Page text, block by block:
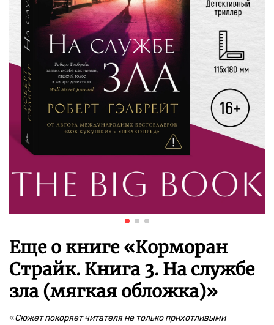
Еще о книге «Корморан
Страйк. Книга 3. На службе
зла (мягкая обложка)»
«Сюжет покоряет читателя не только прихотливыми